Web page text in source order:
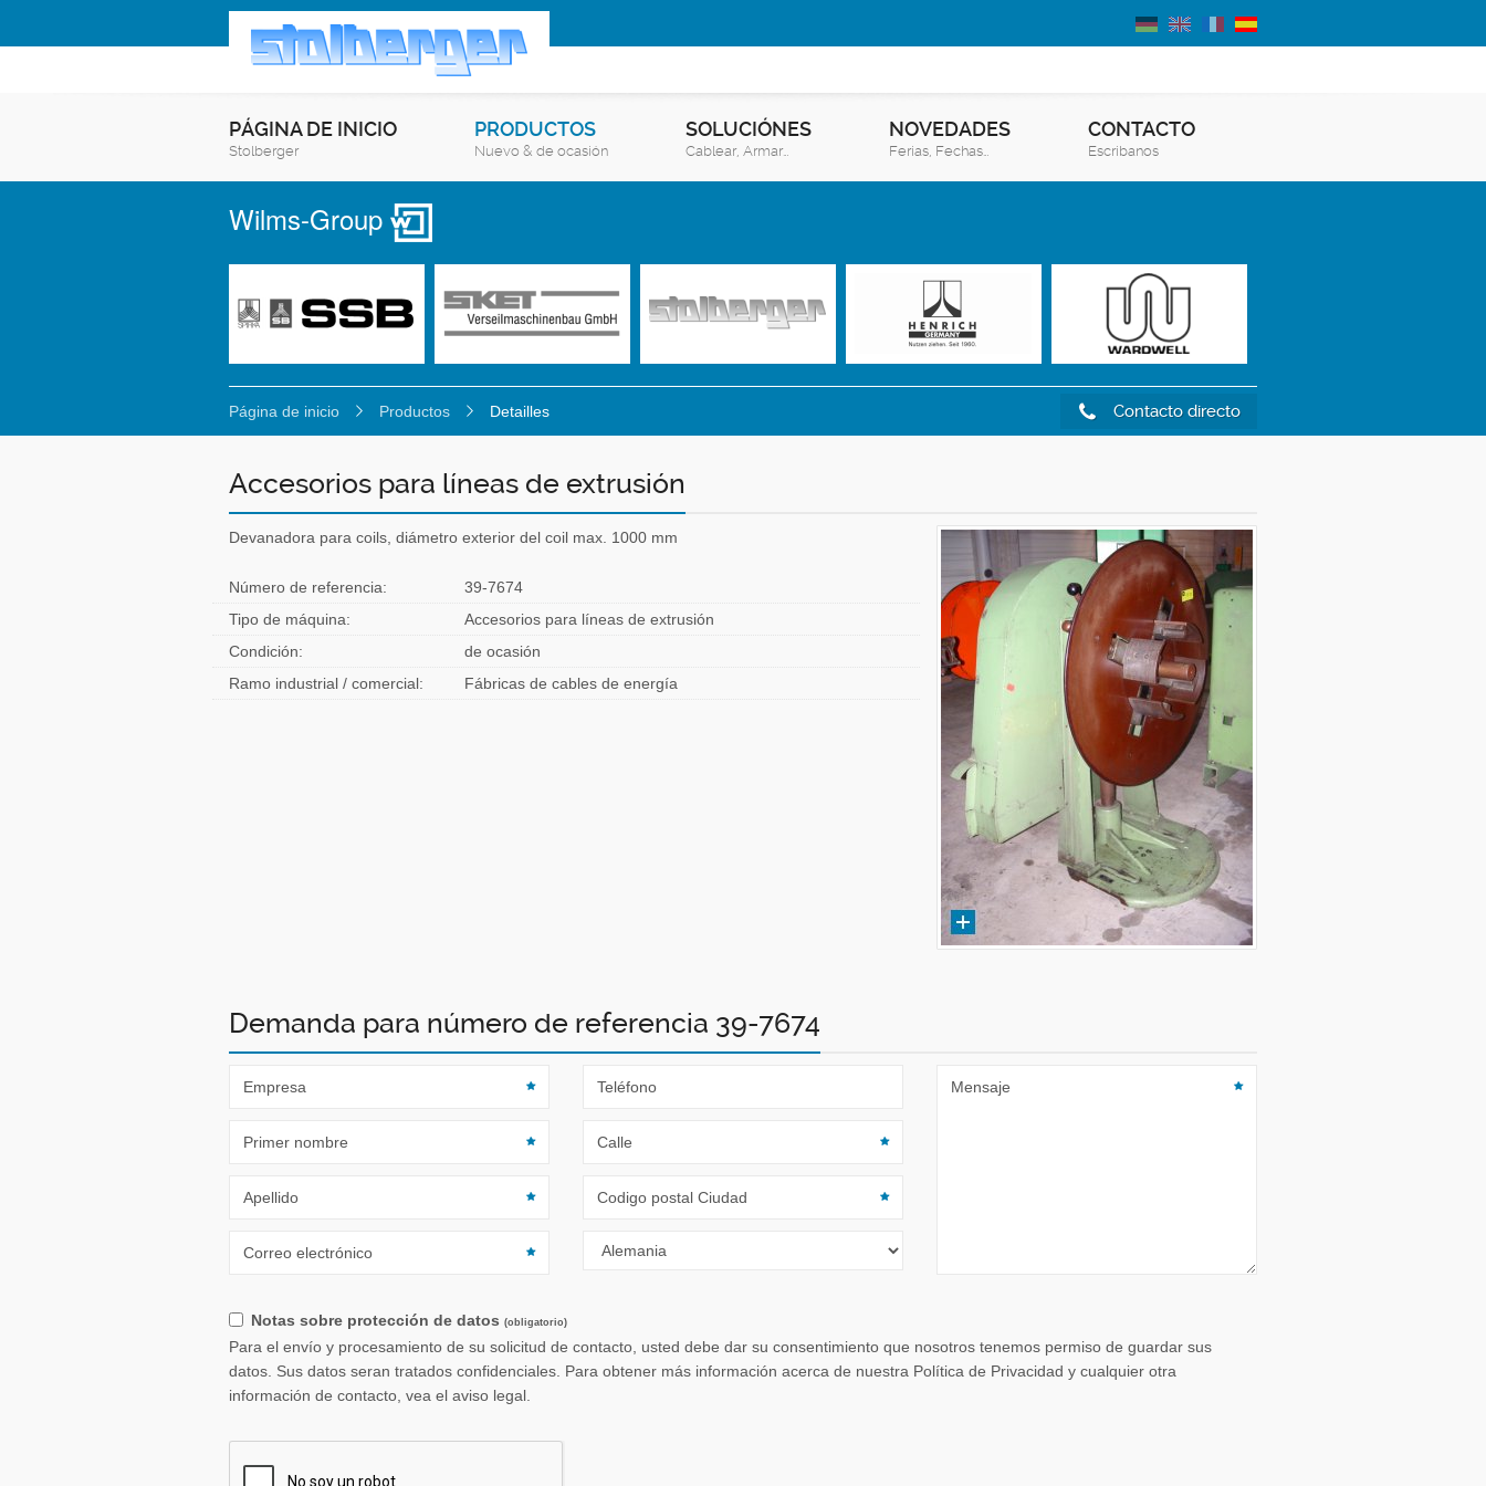
PÁGINA DE INICIO
Stolberger
PRODUCTOS
Nuevo & de ocasión
SOLUCIÓNES
Cablear, Armar…
NOVEDADES
Ferias, Fechas…
CONTACTO
Escribanos
Wilms-Group
Página de inicio Productos Detailles Contacto directo
Accesorios para líneas de extrusión
Devanadora para coils, diámetro exterior del coil max. 1000 mm
Número de referencia:
39-7674
Tipo de máquina:
Accesorios para líneas de extrusión
Condición:
de ocasión
Ramo industrial / comercial:
Fábricas de cables de energía
Demanda para número de referencia 39-7674
Notas sobre protección de datos (obligatorio)
Para el envío y procesamiento de su solicitud de contacto, usted debe dar su consentimiento que nosotros tenemos permiso de guardar sus
datos. Sus datos seran tratados confidenciales. Para obtener más información acerca de nuestra Política de Privacidad y cualquier otra
información de contacto, vea el aviso legal.